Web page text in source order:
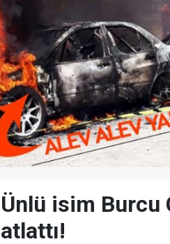
Ünlü isim Burcu
atlattı!